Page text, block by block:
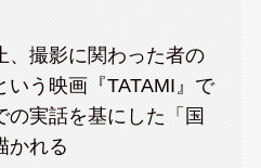
、撮影に関わった者の
いう映画『TATAMI』で
の実話を基にした「国
かれる